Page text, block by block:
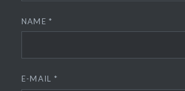
NAME*
E-MAIL *